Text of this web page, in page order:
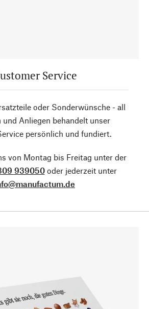
Service
oder Sonderwünsche - all
und Anliegen behandelt unser
persönlich und fundiert.
von Montag bis Freitag unter der
939050oder jederzeit unter